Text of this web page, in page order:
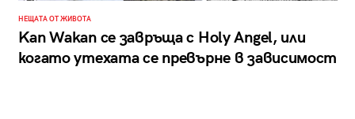
НЕЩАТА ОТ ЖИВОТА
Kan Wakan се завръща с Holy Angel, или
когато утехата се превърне в зависимост